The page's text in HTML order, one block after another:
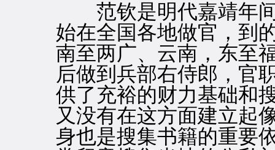
范钦是明代嘉靖年间
始在全国各地做官，到
南至两广、云南，东至
后做到兵部右侍郎，官
供了充裕的财力基础和
又没有在这方面建立起
身也是搜集书籍的重要